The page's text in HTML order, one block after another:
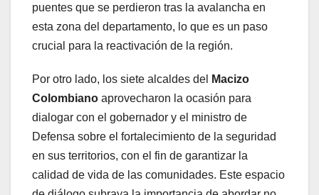
puentes que se perdieron tras la avalancha en
esta zona del departamento, lo que es un paso
crucial para la reactivación de la región.
Por otro lado, los siete alcaldes del
Macizo
Colombiano aprovecharon la ocasión para
dialogar con el gobernador y el ministro de
Defensa sobre el fortalecimiento de la seguridad
en sus territorios, con el fin de garantizar la
calidad de vida de las comunidades. Este espacio